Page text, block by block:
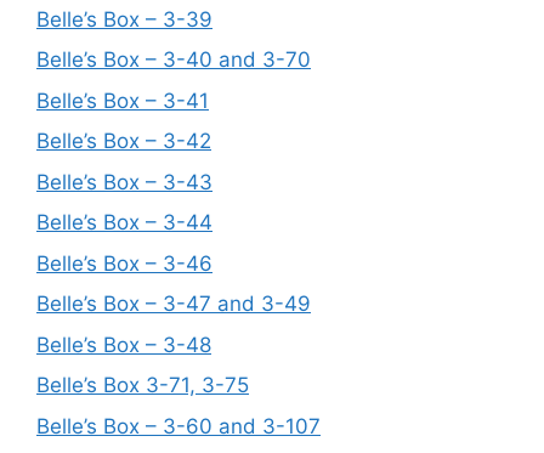
Belle’s Box – 3-39
Belle’s Box – 3-40 and 3-70
Belle’s Box – 3-41
Belle’s Box – 3-42
Belle’s Box – 3-43
Belle’s Box – 3-44
Belle’s Box – 3-46
Belle’s Box – 3-47 and 3-49
Belle’s Box – 3-48
Belle’s Box 3-71, 3-75
Belle’s Box – 3-60 and 3-107